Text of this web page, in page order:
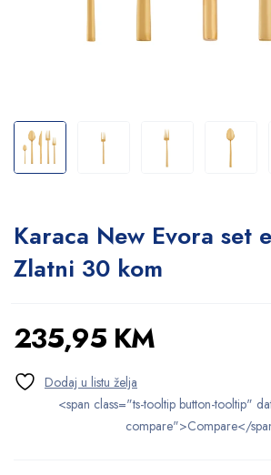
Karaca New Evora set
Zlatni 30 kom
235,95 KM
<span class="ts-tooltip button-tooltip"
compare">Compare</